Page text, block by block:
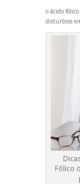
o ácido
distúrbios
Fólico